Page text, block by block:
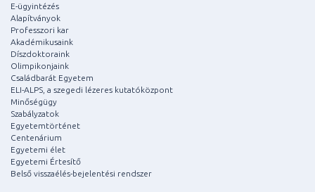
E-ügyintézés
Alapítványok
Professzori kar
Akadémikusaink
Díszdoktoraink
Olimpikonjaink
Családbarát Egyetem
ELI-ALPS, a szegedi lézeres kutatóközpont
Minőségügy
Szabályzatok
Egyetemtörténet
Centenárium
Egyetemi élet
Egyetemi Értesítő
Belső visszaélés-bejelentési rendszer